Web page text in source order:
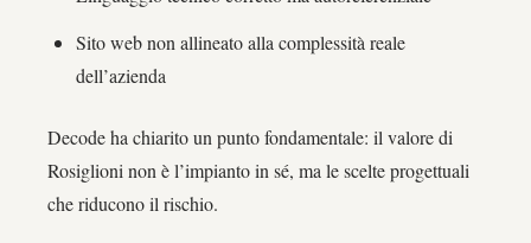
Sito web non allineato alla complessità reale
dell’azienda
Decode ha chiarito un punto fondamentale: il valore di
Rosiglioni non è l’impianto in sé, ma le scelte progettuali
che riducono il rischio.